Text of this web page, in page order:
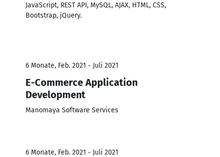
JavaScript, REST API, MySQL, AJAX, HTML, CSS,
Bootstrap, jQuery.
6 Monate, Feb. 2021 - Juli 2021
E-Commerce Application
Development
Manomaya Software Services
6 Monate, Feb. 2021 - Juli 2021